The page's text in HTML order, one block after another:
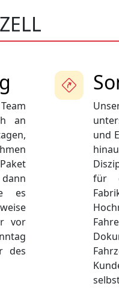
und
für
an
es
vor
des